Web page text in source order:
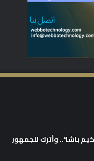
باشا”.. وأترك للجمهور